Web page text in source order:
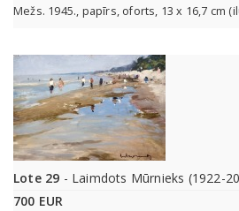
Mežs. 1945., papīrs, oforts, 13 x 16,7 cm
Lote 29 - Laimdots Mūrnieks (1922-
700 EUR